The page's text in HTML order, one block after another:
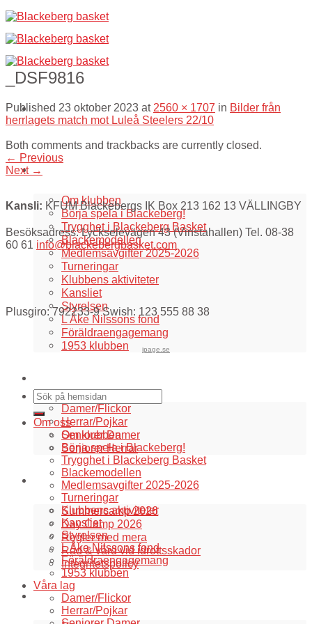
Skip
to
content
Om oss
Om klubben
Börja spela i Blackeberg!
Trygghet i Blackeberg Basket
Blackemodellen
Medlemsavgifter 2025-2026
Turneringar
Klubbens aktiviteter
Kansliet
Styrelsen
L Åke Nilssons fond
Föräldraengagemang
1953 klubben
Damer/Flickor
Herrar/Pojkar
Seniorer Damer
Seniorer Herrar
Information
Summercamp 2026
Day Camp 2026
Regler med mera
Råd & vård vid idrottsskador
Integritetspolicy
Aktuellt i klubben
_DSF9816
Published 23 oktober 2023 at 2560 × 1707 in Bilder från
herrlagets match mot Luleå Steelers 22/10
Both comments and trackbacks are currently closed.
← Previous
Next →
Kansli: KFUM Blackebergs IK Box 213 162 13 VÄLLINGBY
Besöksadress: Lyckselevägen 43 (Vinstahallen) Tel. 08-38
60 61 info@blackebergbasket.com
Plusgiro: 792233-9 Swish: 123 555 88 38
ipage.se
Om oss
Om klubben
Börja spela i Blackeberg!
Trygghet i Blackeberg Basket
Blackemodellen
Medlemsavgifter 2025-2026
Turneringar
Klubbens aktiviteter
Kansliet
Styrelsen
L Åke Nilssons fond
Föräldraengagemang
1953 klubben
Våra lag
Damer/Flickor
Herrar/Pojkar